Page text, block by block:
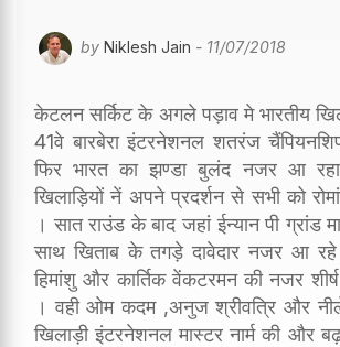
by Niklesh Jain - 11/07/2018
केटलन सर्किट के अगले पड़ाव मे भारतीय
41वे बारबेरा इंटरनेशनल शतरंज
फिर भारत का झण्डा बुलंद नजर आ
खिलाड़ियों नें अपने प्रदर्शन से सभी को
। सात राउंड के बाद जहां ईन्यान पी ग्रांड
साथ खिताब के तगड़े दावेदार नजर आ रहे
हिमांशु और कार्तिक वेंकटरमन की नजर
। वही ओम कदम ,अनुज श्रीवत्रि और
खिलाड़ी इंटरनेशनल मास्टर नार्म की और